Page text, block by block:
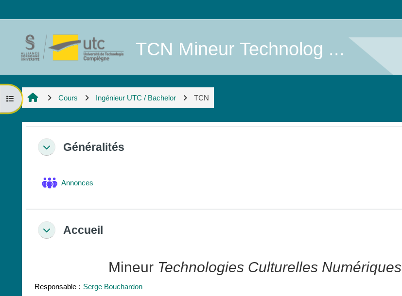
TCN Mineur Technolog ...
Ouvrir l’index du cours
Cours Ingénieur UTC / Bachelor TCN
Résumé de section
ReplierGénéralités
Annonces
ReplierAccueil
Mineur Technologies Culturelles Numériques
Responsable : Serge Bouchardon